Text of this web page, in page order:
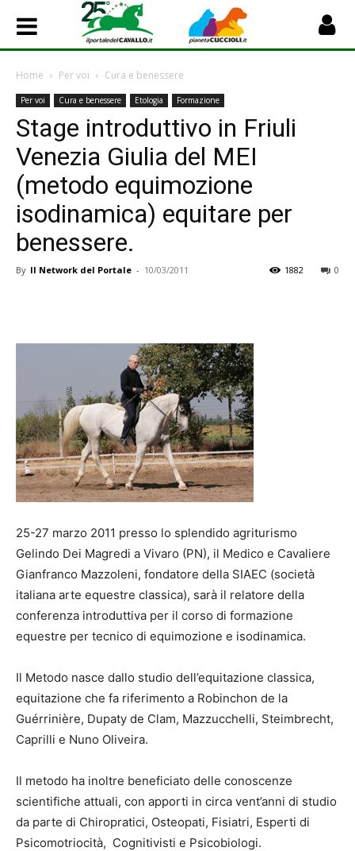
Home Per voi Cura e benessere
Per voi Cura e benessere Etologia Formazione
Stage introduttivo in Friuli
Venezia Giulia del MEI
(metodo equimozione
isodinamica) equitare per
benessere.
By Il Network del Portale - 10/03/2011 0
1882
25-27 marzo 2011 presso lo splendido agriturismo
Gelindo Dei Magredi a Vivaro (PN), il Medico e Cavaliere
Gianfranco Mazzoleni, fondatore della SIAEC (società
italiana arte equestre classica), sarà il relatore della
conferenza introduttiva per il corso di formazione
equestre per tecnico di equimozione e isodinamica.
Il Metodo nasce dallo studio dell’equitazione classica,
equitazione che fa riferimento a Robinchon de la
Guérrinière, Dupaty de Clam, Mazzucchelli, Steimbrecht,
Caprilli e Nuno Oliveira.
Il metodo ha inoltre beneficiato delle conoscenze
scientifiche attuali, con apporti in circa vent’anni di studio
da parte di Chiropratici, Osteopati, Fisiatri, Esperti di
Psicomotriocità, Cognitivisti e Psicobiologi.